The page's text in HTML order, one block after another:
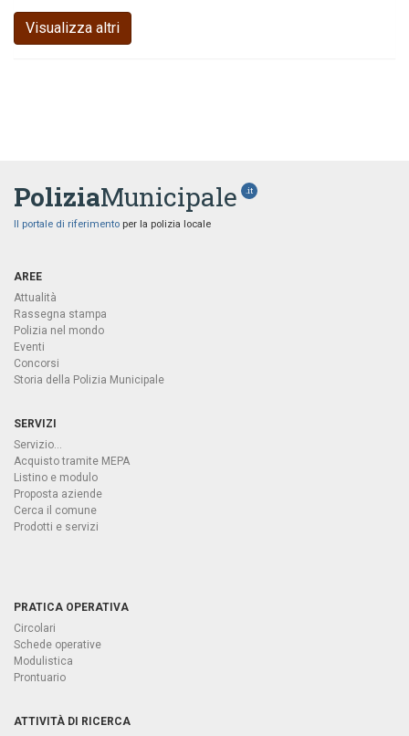
Visualizza altri
PoliziaMunicipale .it
Il portale di riferimento per la polizia locale
AREE
Attualità
Rassegna stampa
Polizia nel mondo
Eventi
Concorsi
Storia della Polizia Municipale
SERVIZI
Servizio...
Acquisto tramite MEPA
Listino e modulo
Proposta aziende
Cerca il comune
Prodotti e servizi
PRATICA OPERATIVA
Circolari
Schede operative
Modulistica
Prontuario
ATTIVITÀ DI RICERCA